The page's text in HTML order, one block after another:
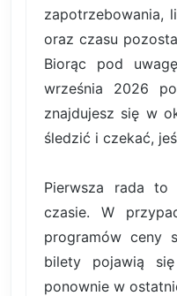
zapotrzebowania,
oraz czasu
Biorąc pod
września 2026
znajdujesz się w
śledzić i czekać,
Pierwsza rada to
czasie. W
programów ceny
bilety pojawią
ponownie w